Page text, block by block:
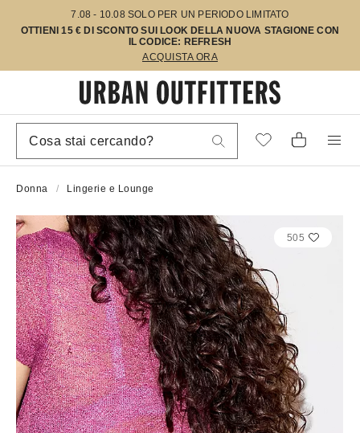
7.08 - 10.08 SOLO PER UN PERIODO LIMITATO
OTTIENI 15 € DI SCONTO SUI LOOK DELLA NUOVA STAGIONE CON
IL CODICE: REFRESH
ACQUISTA ORA
Donna Lingerie e Lounge
505